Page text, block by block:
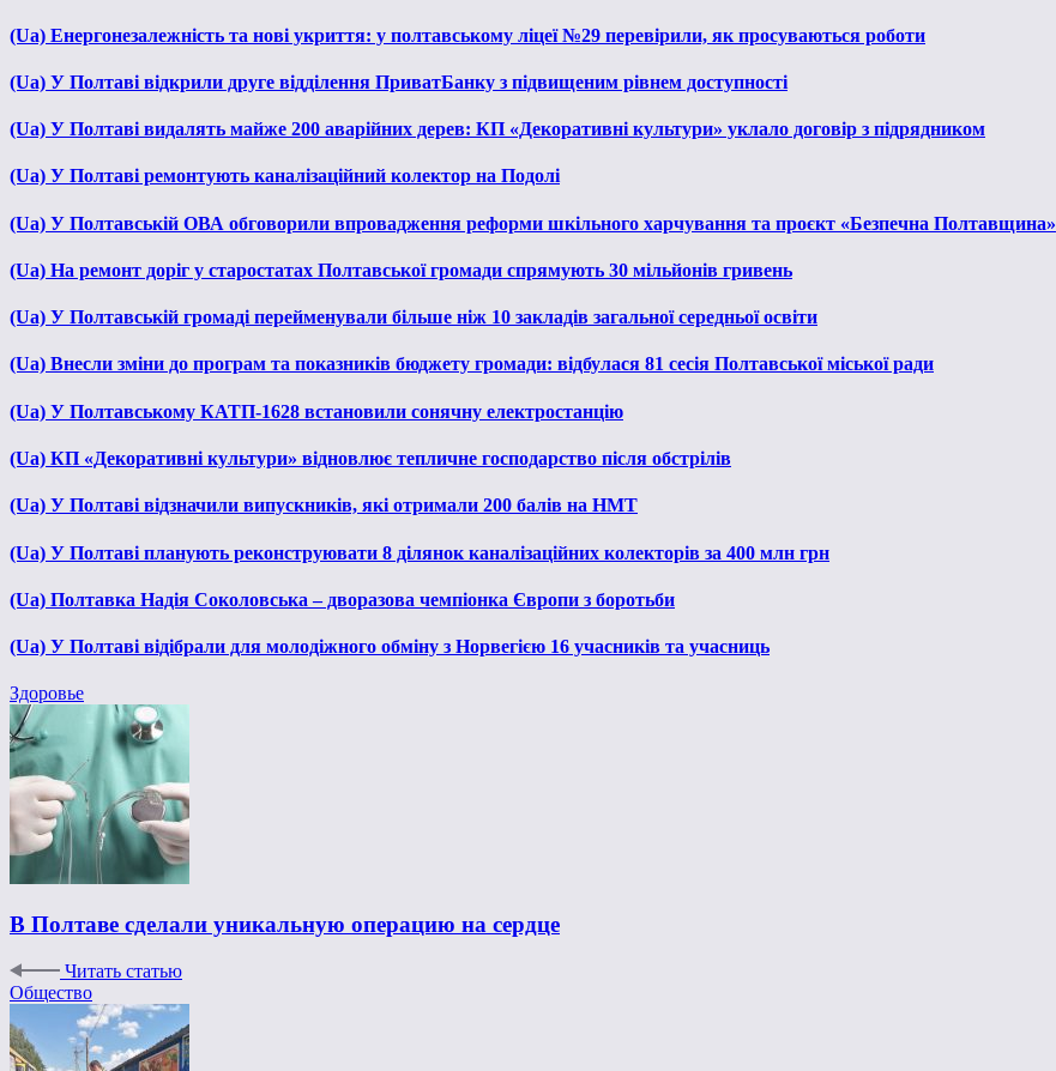
(Ua) Енергонезалежність та нові укриття: у полтавському ліцеї №29 перевірили, як просуваються роботи
(Ua) У Полтаві відкрили друге відділення ПриватБанку з підвищеним рівнем доступності
(Ua) У Полтаві видалять майже 200 аварійних дерев: КП «Декоративні культури» уклало договір з підрядником
(Ua) У Полтаві ремонтують каналізаційний колектор на Подолі
(Ua) У Полтавській ОВА обговорили впровадження реформи шкільного харчування та проєкт «Безпечна Полтавщина»
(Ua) На ремонт доріг у старостатах Полтавської громади спрямують 30 мільйонів гривень
(Ua) У Полтавській громаді перейменували більше ніж 10 закладів загальної середньої освіти
(Ua) Внесли зміни до програм та показників бюджету громади: відбулася 81 сесія Полтавської міської ради
(Ua) У Полтавському КАТП-1628 встановили сонячну електростанцію
(Ua) КП «Декоративні культури» відновлює тепличне господарство після обстрілів
(Ua) У Полтаві відзначили випускників, які отримали 200 балів на НМТ
(Ua) У Полтаві планують реконструювати 8 ділянок каналізаційних колекторів за 400 млн грн
(Ua) Полтавка Надія Соколовська – дворазова чемпіонка Європи з боротьби
(Ua) У Полтаві відібрали для молодіжного обміну з Норвегією 16 учасників та учасниць
Здоровье
В Полтаве сделали уникальную операцию на сердце
Читать статью
Общество